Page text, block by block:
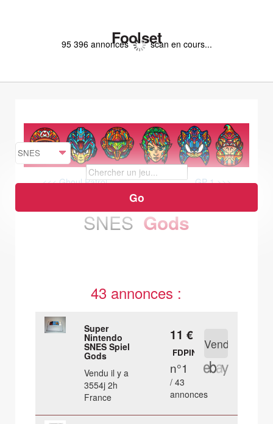
Foolset
95 396 annonces scan en cours...
<<< Ghoul Patrol GP-1 >>>
SNES Gods
43 annonces :
Super
Nintendo
SNES Spiel
Gods
Vendu il y a
3554j 2h
France
11 €
FDPIN
n°1
/ 43
annonces